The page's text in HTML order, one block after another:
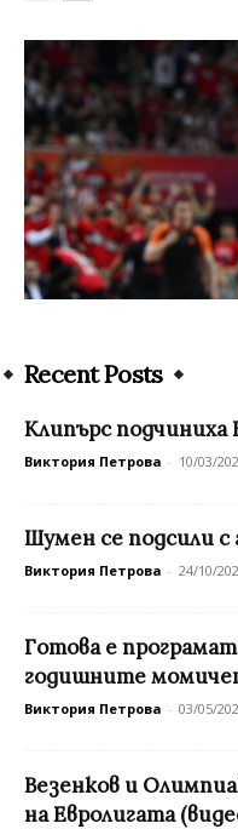
Recent Posts
Клипърс подчиниха
Виктория Петрова - 10/03/
Шумен се подсили с
Виктория Петрова - 24/10/
Готова е
годишните
Виктория Петрова - 03/05/
Везенков и
на Евролигата